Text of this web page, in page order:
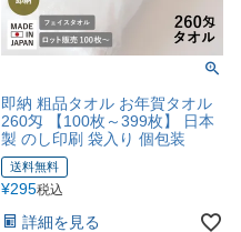
即納 粗品タオル お年賀タオル
260匁 【100枚～399枚】 日本
製 のし印刷 袋入り 個包装
送料無料
¥295税込
詳細を見る